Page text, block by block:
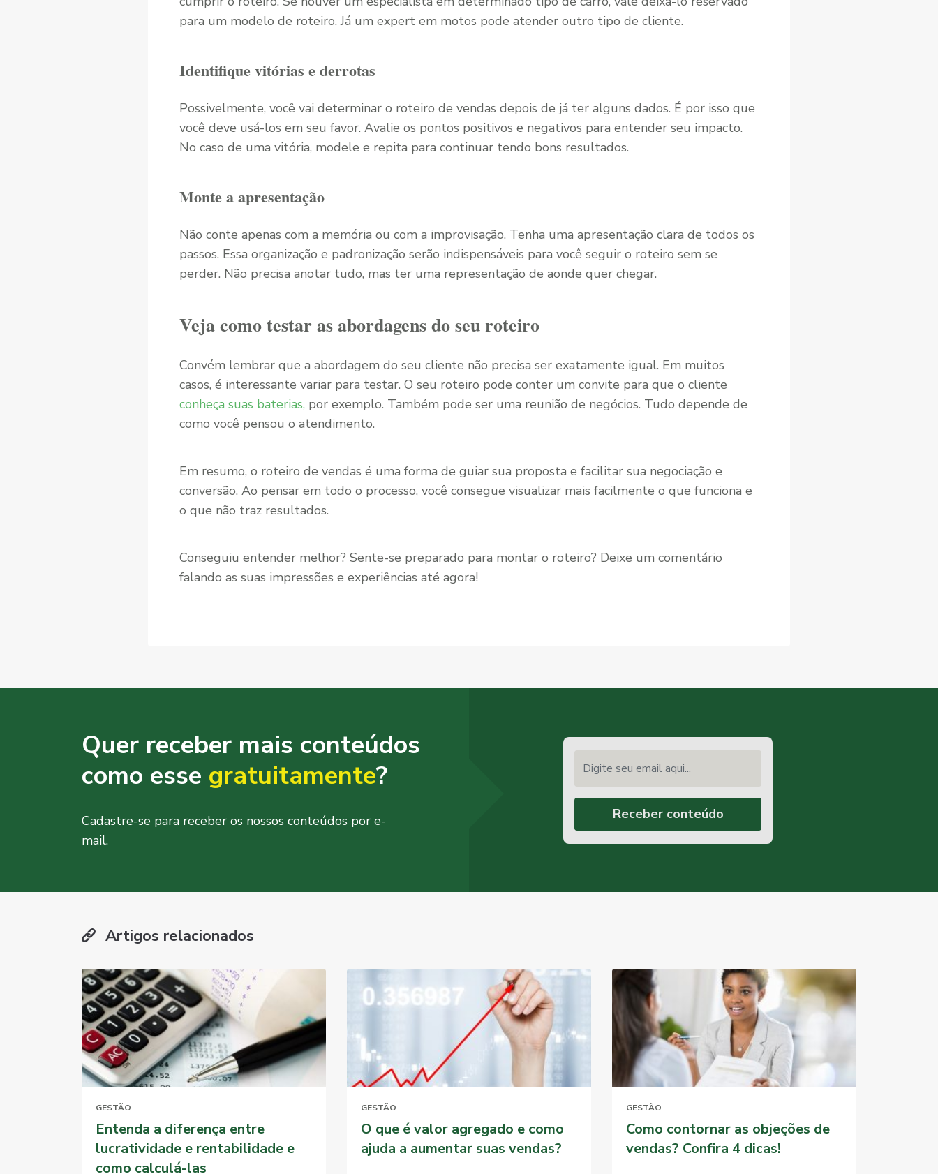
para um modelo de roteiro. Já um expert em motos pode atender outro tipo de cliente.
Identifique vitórias e derrotas
Possivelmente, você vai determinar o roteiro de vendas depois de já ter alguns dados. É por isso que
você deve usá-los em seu favor. Avalie os pontos positivos e negativos para entender seu impacto.
No caso de uma vitória, modele e repita para continuar tendo bons resultados.
Monte a apresentação
Não conte apenas com a memória ou com a improvisação. Tenha uma apresentação clara de todos os
passos. Essa organização e padronização serão indispensáveis para você seguir o roteiro sem se
perder. Não precisa anotar tudo, mas ter uma representação de aonde quer chegar.
Veja como testar as abordagens do seu roteiro
Convém lembrar que a abordagem do seu cliente não precisa ser exatamente igual. Em muitos
casos, é interessante variar para testar. O seu roteiro pode conter um convite para que o cliente
conheça suas baterias, por exemplo. Também pode ser uma reunião de negócios. Tudo depende de
como você pensou o atendimento.
Em resumo, o roteiro de vendas é uma forma de guiar sua proposta e facilitar sua negociação e
conversão. Ao pensar em todo o processo, você consegue visualizar mais facilmente o que funciona e
o que não traz resultados.
Conseguiu entender melhor? Sente-se preparado para montar o roteiro? Deixe um comentário
falando as suas impressões e experiências até agora!
Quer receber mais conteúdos
como esse gratuitamente?
Cadastre-se para receber os nossos conteúdos por e-
mail.
Receber conteúdo
Artigos relacionados
GESTÃO
Entenda a diferença entre
lucratividade e rentabilidade e
como calculá-las
GESTÃO
O que é valor agregado e como
ajuda a aumentar suas vendas?
GESTÃO
Como contornar as objeções de
vendas? Confira 4 dicas!